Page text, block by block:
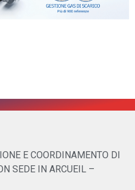
E COORDINAMENTO DI
SEDE IN ARCUEIL –